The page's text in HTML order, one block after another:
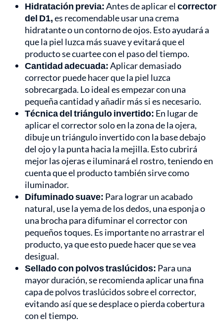
Hidratación previa:Antes de aplicar elcorrector
del D1,es recomendable usar una crema
hidratante o un contorno de ojos. Esto ayudará a
que la piel luzca más suave y evitará que el
producto se cuartee con el paso del tiempo.
Cantidad adecuada:Aplicar demasiado
corrector puede hacer que la piel luzca
sobrecargada. Lo ideal es empezar con una
pequeña cantidad y añadir más si es necesario.
Técnica del triángulo invertido: En lugar de
aplicar el corrector solo en la zona de la ojera,
dibuje un triángulo invertido con la base debajo
del ojo y la punta hacia la mejilla. Esto cubrirá
mejor las ojeras e iluminará el rostro, teniendo en
cuenta que el producto también sirve como
iluminador.
Difuminado suave: Para lograr un acabado
natural, use la yema de los dedos, una esponja o
una brocha para difuminar el corrector con
pequeños toques. Es importante no arrastrar el
producto, ya que esto puede hacer que se vea
desigual.
Sellado con polvos traslúcidos: Para una
mayor duración, se recomienda aplicar una fina
capa de polvos traslúcidos sobre el corrector,
evitando así que se desplace o pierda cobertura
con el tiempo.